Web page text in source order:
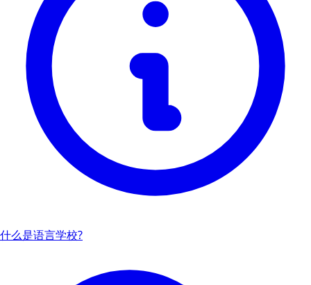
什么是语言学校?